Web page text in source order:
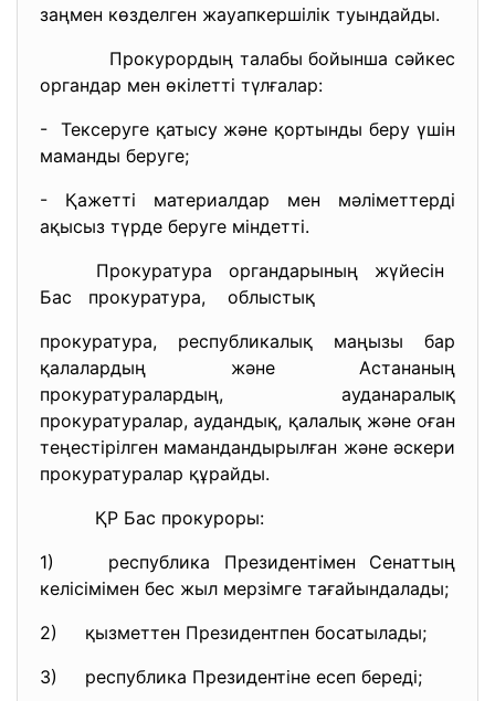
заңмен көзделген жауапкершілік туындайды.
Прокурордың талабы бойынша сәйкес
органдар мен өкілетті түлғалар:
- Тексеруге қатысу және қортынды беру үшін
маманды беруге;
- Қажетті материалдар мен мәліметтерді
ақысыз түрде беруге міндетті.
Прокуратура органдарының жүйесін
Бас прокуратура, облыстық
прокуратура, республикалық маңызы бар
қалалардың және Астананың
прокуратуралардың, ауданаралық
прокуратуралар, аудандық, қалалық және оған
теңестірілген мамандандырылған және әскери
прокуратуралар құрайды.
ҚР Бас прокуроры:
1) республика Президентімен Сенаттың
келісімімен бес жыл мерзімге тағайындалады;
2) қызметтен Президентпен босатылады;
3) республика Президентіне есеп береді;